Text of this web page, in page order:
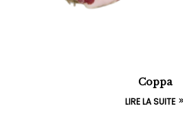
Coppa
LIRE LA SUITE